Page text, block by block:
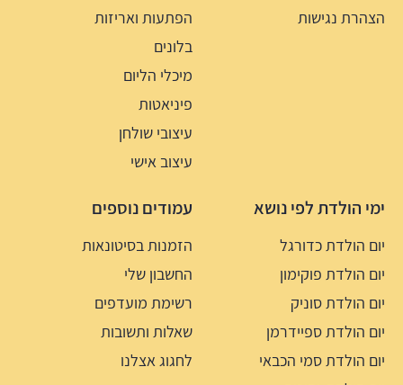
הצהרת נגישות
הפתעות ואריזות
בלונים
מיכלי הליום
פיניאטות
עיצובי שולחן
עיצוב אישי
ימי הולדת לפי נושא
יום הולדת כדורגל
יום הולדת פוקימון
יום הולדת סוניק
יום הולדת ספיידרמן
יום הולדת סמי הכבאי
עמודים נוספים
הזמנות בסיטונאות
החשבון שלי
רשימת מועדפים
שאלות ותשובות
לחגוג אצלנו